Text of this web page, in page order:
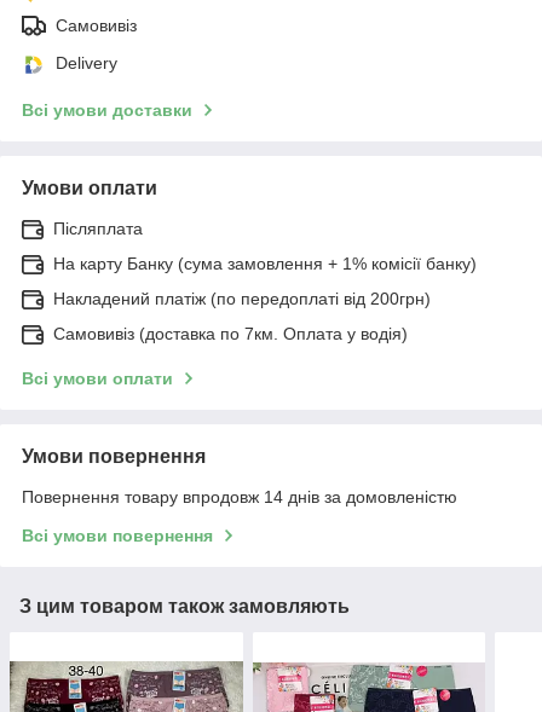
Самовивіз
Delivery
Всі умови доставки
Умови оплати
Післяплата
На карту Банку (сума замовлення + 1% комісії банку)
Накладений платіж (по передоплаті від 200грн)
Самовивіз (доставка по 7км. Оплата у водія)
Всі умови оплати
Умови повернення
Повернення товару впродовж 14 днів за домовленістю
Всі умови повернення
З цим товаром також замовляють